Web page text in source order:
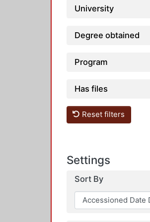
University
Degree obtained
Program
Has files
Reset filters
Settings
Sort By